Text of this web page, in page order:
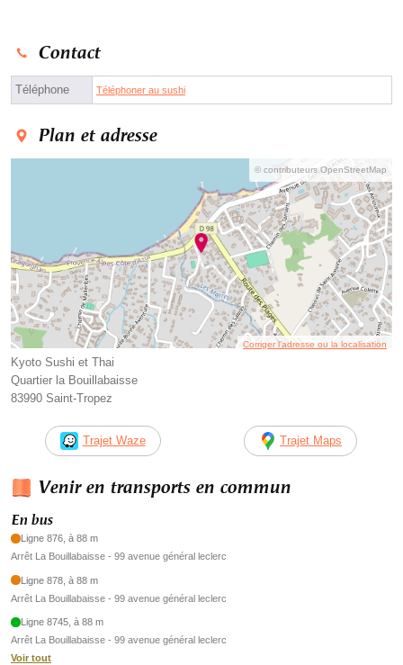
Contact
Téléphone Téléphoner au sushi
Plan et adresse
© contributeurs OpenStreetMap
Corriger l’adresse ou la localisation
Kyoto Sushi et Thai
Quartier la Bouillabaisse
83990 Saint-Tropez
Trajet Waze Trajet Maps
Venir en transports en commun
En bus
Ligne 876, à 88 m
Arrêt La Bouillabaisse - 99 avenue général leclerc
Ligne 878, à 88 m
Arrêt La Bouillabaisse - 99 avenue général leclerc
Ligne 8745, à 88 m
Arrêt La Bouillabaisse - 99 avenue général leclerc
Voir tout